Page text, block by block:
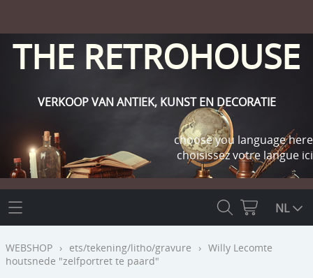
THE RETROHOUSE
VERKOOP VAN ANTIEK, KUNST EN DECORATIE
choose you language here
choisissez votre langue ici
THE RETROHOUSE
WEBSHOP
NL
WEBSHOP › ets/tekening/litho/gravure › Willy Lecomte
houtsnede "zelfportret te paard"